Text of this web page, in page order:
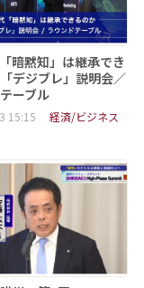
暗黙知」は継承でき
デジブレ」説明会／
ーブル
15:15 経済/ビジネス